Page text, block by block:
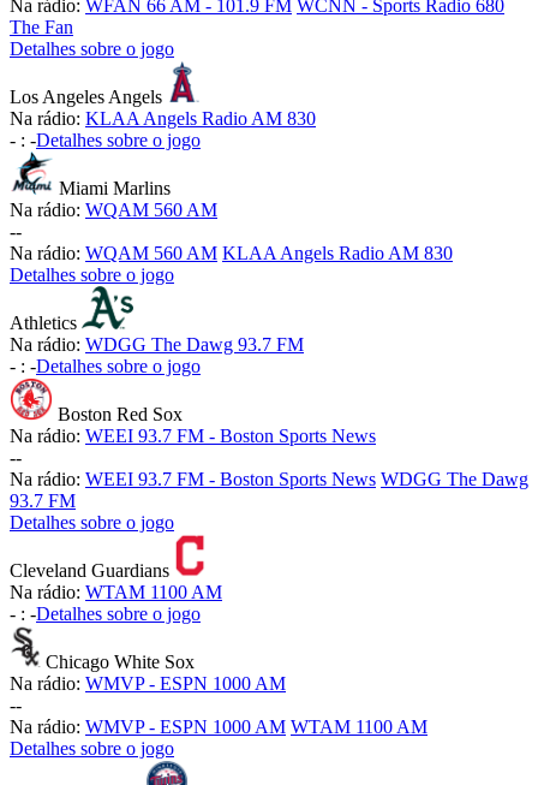
Na rádio: WFAN 66 AM - 101.9 FM WCNN - Sports Radio 680
The Fan
Detalhes sobre o jogo
Los Angeles Angels
Na rádio: KLAA Angels Radio AM 830
- : -Detalhes sobre o jogo
Miami Marlins
Na rádio: WQAM 560 AM
--
Na rádio: WQAM 560 AM KLAA Angels Radio AM 830
Detalhes sobre o jogo
Athletics
Na rádio: WDGG The Dawg 93.7 FM
- : -Detalhes sobre o jogo
Boston Red Sox
Na rádio: WEEI 93.7 FM - Boston Sports News
--
Na rádio: WEEI 93.7 FM - Boston Sports News WDGG The Dawg
93.7 FM
Detalhes sobre o jogo
Cleveland Guardians
Na rádio: WTAM 1100 AM
- : -Detalhes sobre o jogo
Chicago White Sox
Na rádio: WMVP - ESPN 1000 AM
--
Na rádio: WMVP - ESPN 1000 AM WTAM 1100 AM
Detalhes sobre o jogo